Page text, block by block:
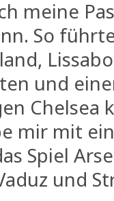
meine
So
und
mir mit
Spiel
und